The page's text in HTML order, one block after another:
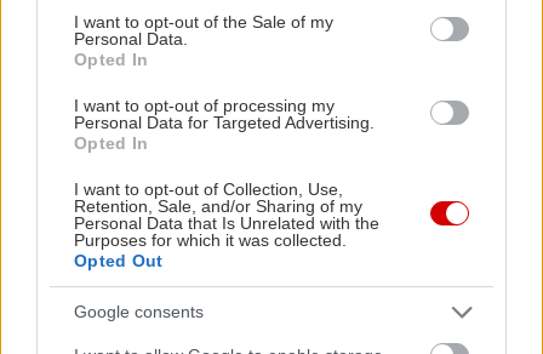
consent section.
I want to opt-out of the Sale of my
Personal Data.
Opted In
I want to opt-out of processing my
Personal Data for Targeted Advertising.
Opted In
I want to opt-out of Collection, Use,
Retention, Sale, and/or Sharing of my
Personal Data that Is Unrelated with the
Purposes for which it was collected.
Opted Out
Google consentsΚυριακή Γκιόκα